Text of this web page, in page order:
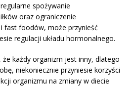
spożywanie
oraz ograniczenie
fast foodów, może przynieść
regulacji układu hormonalnego.
każdy organizm jest inny, dlatego
niekoniecznie przyniesie korzyści
organizmu na zmiany w diecie